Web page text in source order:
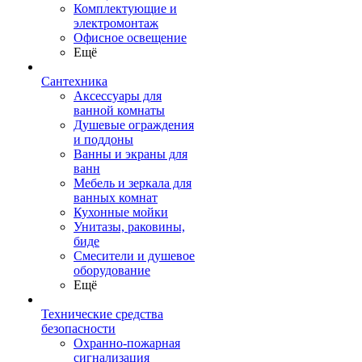
Комплектующие и
электромонтаж
Офисное освещение
Ещё
Сантехника
Аксессуары для
ванной комнаты
Душевые ограждения
и поддоны
Ванны и экраны для
ванн
Мебель и зеркала для
ванных комнат
Кухонные мойки
Унитазы, раковины,
биде
Смесители и душевое
оборудование
Ещё
Технические средства
безопасности
Охранно-пожарная
сигнализация